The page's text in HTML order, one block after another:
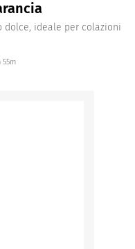
ideale per colazioni
55m